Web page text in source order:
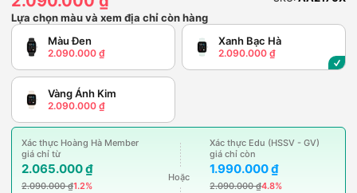
Lựa chọn màu và xem địa chỉ còn hàng
Màu Đen
2.090.000 ₫
Xanh Bạc Hà
2.090.000 ₫
Vàng Ánh Kim
2.090.000 ₫
Xác thực Hoàng Hà Member
giá chỉ từ
2.065.000 ₫
2.090.000 ₫1.2%
Hoặc
Xác thực Edu (HSSV - GV)
giá chỉ còn
1.990.000 ₫
2.090.000 ₫4.8%